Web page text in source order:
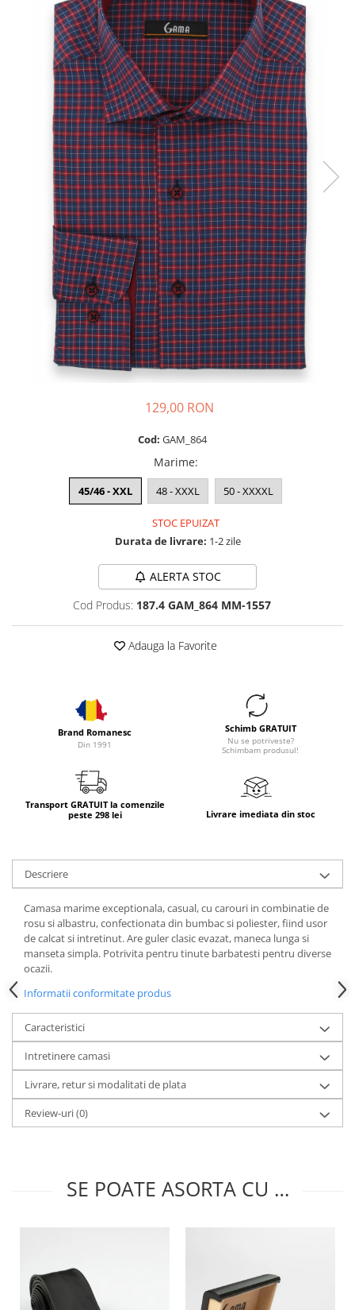
129,00 RON
Cod: GAM_864
Marime:
45/46 - XXL 48 - XXXL 50 - XXXXL
STOC EPUIZAT
Durata de livrare: 1-2 zile
ALERTA STOC
Cod Produs: 187.4 GAM_864 MM-1557
Adauga la Favorite
Brand Romanesc
Din 1991
Schimb GRATUIT
Nu se potriveste?
Schimbam produsul!
Transport GRATUIT la comenzile
peste 298 lei
Livrare imediata din stoc
Descriere
Camasa marime exceptionala, casual, cu carouri in combinatie de
rosu si albastru, confectionata din bumbac si poliester, fiind usor
de calcat si intretinut. Are guler clasic evazat, maneca lunga si
manseta simpla. Potrivita pentru tinute barbatesti pentru diverse
ocazii.
Informatii conformitate produs
Caracteristici
Intretinere camasi
Livrare, retur si modalitati de plata
Review-uri(0)
SE POATE ASORTA CU …